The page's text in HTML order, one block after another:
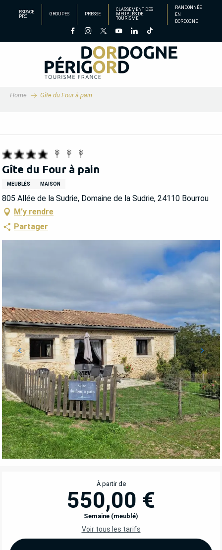
principal
ESPACE
PRO
GROUPES PRESSE
CLASSEMENT DES
MEUBLÉS DE
TOURISME
RANDONNÉE
EN
DORDOGNE
Home Gîte du Four à pain
Gîte du Four à pain
MEUBLÉS MAISON
805 Allée de la Sudrie, Domaine de la Sudrie, 24110 Bourrou
M'y rendre
Partager
OUVERTURE ET COORDONNÉES
À partir de
550,00 €
Semaine (meublé)
Voir tous les tarifs